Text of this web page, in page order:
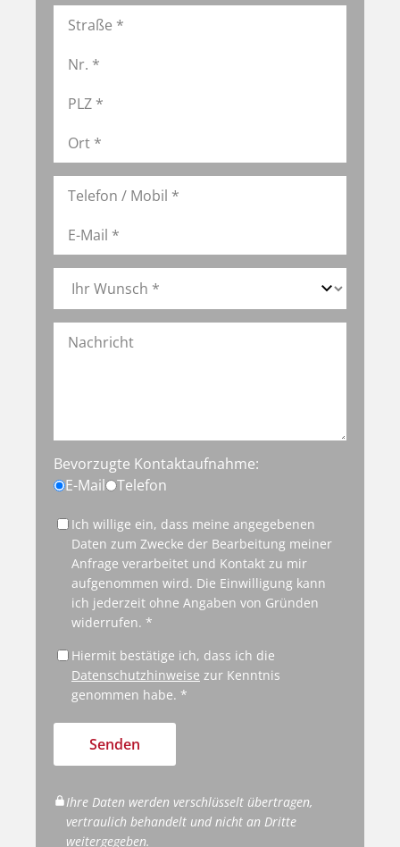
Bevorzugte Kontaktaufnahme:
E-Mail
Telefon
Ich willige ein, dass meine angegebenen
Daten zum Zwecke der Bearbeitung meiner
Anfrage verarbeitet und Kontakt zu mir
aufgenommen wird. Die Einwilligung kann
ich jederzeit ohne Angaben von Gründen
widerrufen. *
Hiermit bestätige ich, dass ich die
Datenschutzhinweise zur Kenntnis
genommen habe. *
Senden
Ihre Daten werden verschlüsselt übertragen,
vertraulich behandelt und nicht an Dritte
weitergegeben.